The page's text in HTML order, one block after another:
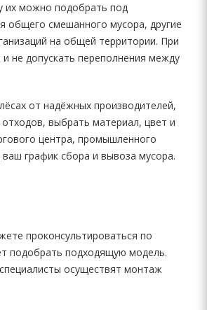
их можно подобрать под
общего смешанного мусора, другие
на общей территории. При
не допускать переполнения между
от надёжных производителей,
выбрать материал, цвет и
центра, промышленного
график сбора и вывоза мусора.
проконсультироваться по
подобрать подходящую модель.
осуществят монтаж